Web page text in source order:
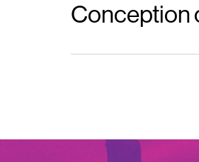
Conception